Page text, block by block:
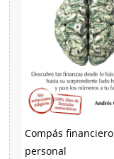
Compás financiero
personal